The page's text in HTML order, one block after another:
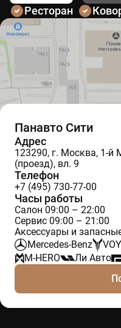
Ресторан
Панавто Сити
Адрес
123290, г. Москва, 1-й
(проезд), вл. 9
Телефон
+7 (495) 730-77-00
Часы работы
Салон 09:00 – 22:00
Сервис 09:00 – 21:00
Аксессуары и
Mercedes-Benz
M-HERO
Ли Авто